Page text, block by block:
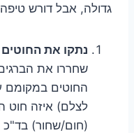
גדולה, אבל דורש
נתקו את
שחררו את
החוטים במקומם
לצלם) איזה חוט
(חום/שחור) בד"כ